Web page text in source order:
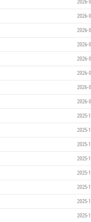
2026-
2026-
2026-
2026-
2026-
2026-
2026-
2026-
2025-
2025-
2025-
2025-
2025-
2025-
2025-
2025-